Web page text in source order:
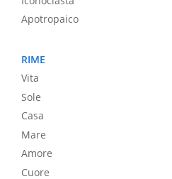
Apotropaico
RIME
Vita
Sole
Casa
Mare
Amore
Cuore